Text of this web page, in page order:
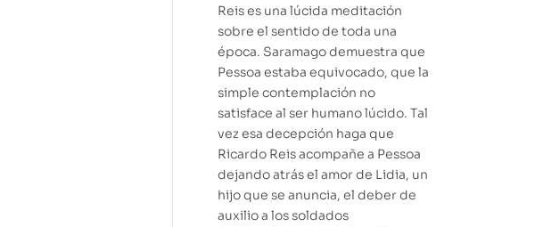
Reis es una lúcida meditación
sobre el sentido de toda una
época. Saramago demuestra que
Pessoa estaba equivocado, que la
simple contemplación no
satisface al ser humano lúcido. Tal
vez esa decepción haga que
Ricardo Reis acompañe a Pessoa
dejando atrás el amor de Lidia, un
hijo que se anuncia, el deber de
auxilio a los soldados